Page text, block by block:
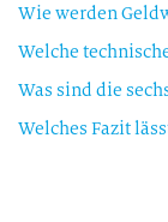
Wie werden